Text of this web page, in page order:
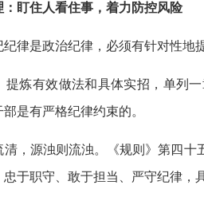
盯住人看住事，着力防控风险
律是政治纪律，必须有针对性地
炼有效做法和具体实招，单列
是有严格纪律约束的。
，源浊则流浊。《规则》第四十
忠于职守、敢于担当、严守纪律，